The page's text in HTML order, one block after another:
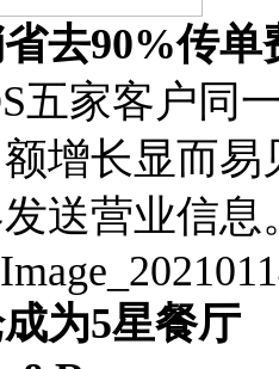
去90%传单
五家客户同
增长显而
送营业信息
为5星餐厅